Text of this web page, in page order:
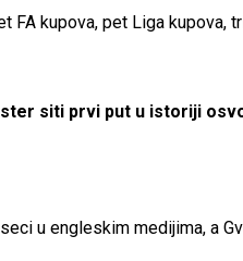
kupova, pet Liga kupova,
siti prvi put u istoriji
u engleskim medijima, a